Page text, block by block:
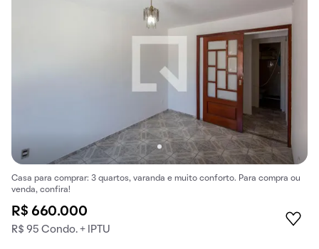
Casa para comprar: 3 quartos, varanda e muito conforto. Para compra ou
venda, confira!
R$ 660.000
R$ 95 Condo. + IPTU